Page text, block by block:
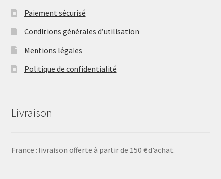
Paiement sécurisé
Conditions générales d’utilisation
Mentions légales
Politique de confidentialité
Livraison
France : livraison offerte à partir de 150 € d’achat.